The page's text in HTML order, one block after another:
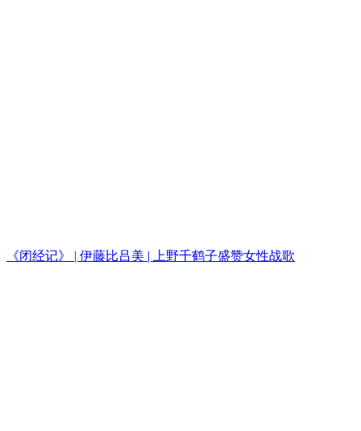
《闭经记》 | 伊藤比吕美 | 上野千鹤子盛赞女性战歌